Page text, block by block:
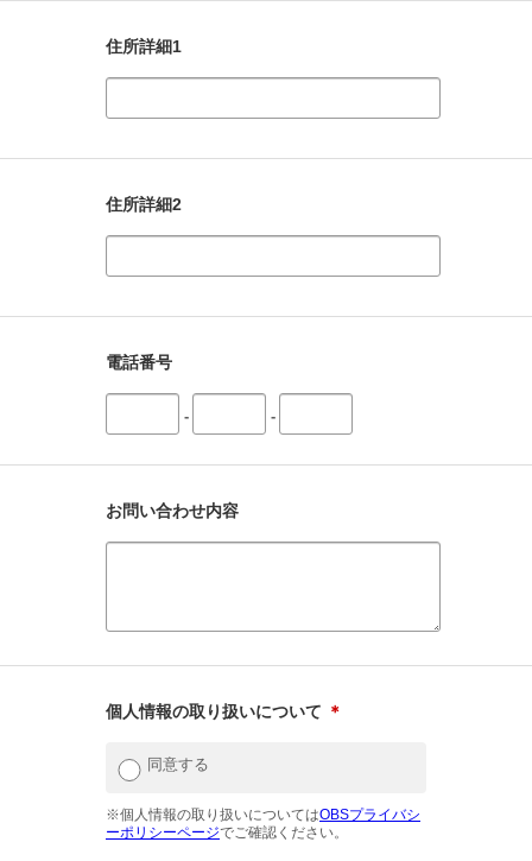
住所詳細1
住所詳細2
電話番号
- -
お問い合わせ内容
個人情報の取り扱いについて ＊
同意する
※個人情報の取り扱いについてはOBSプライバシ
ーポリシーページでご確認ください。